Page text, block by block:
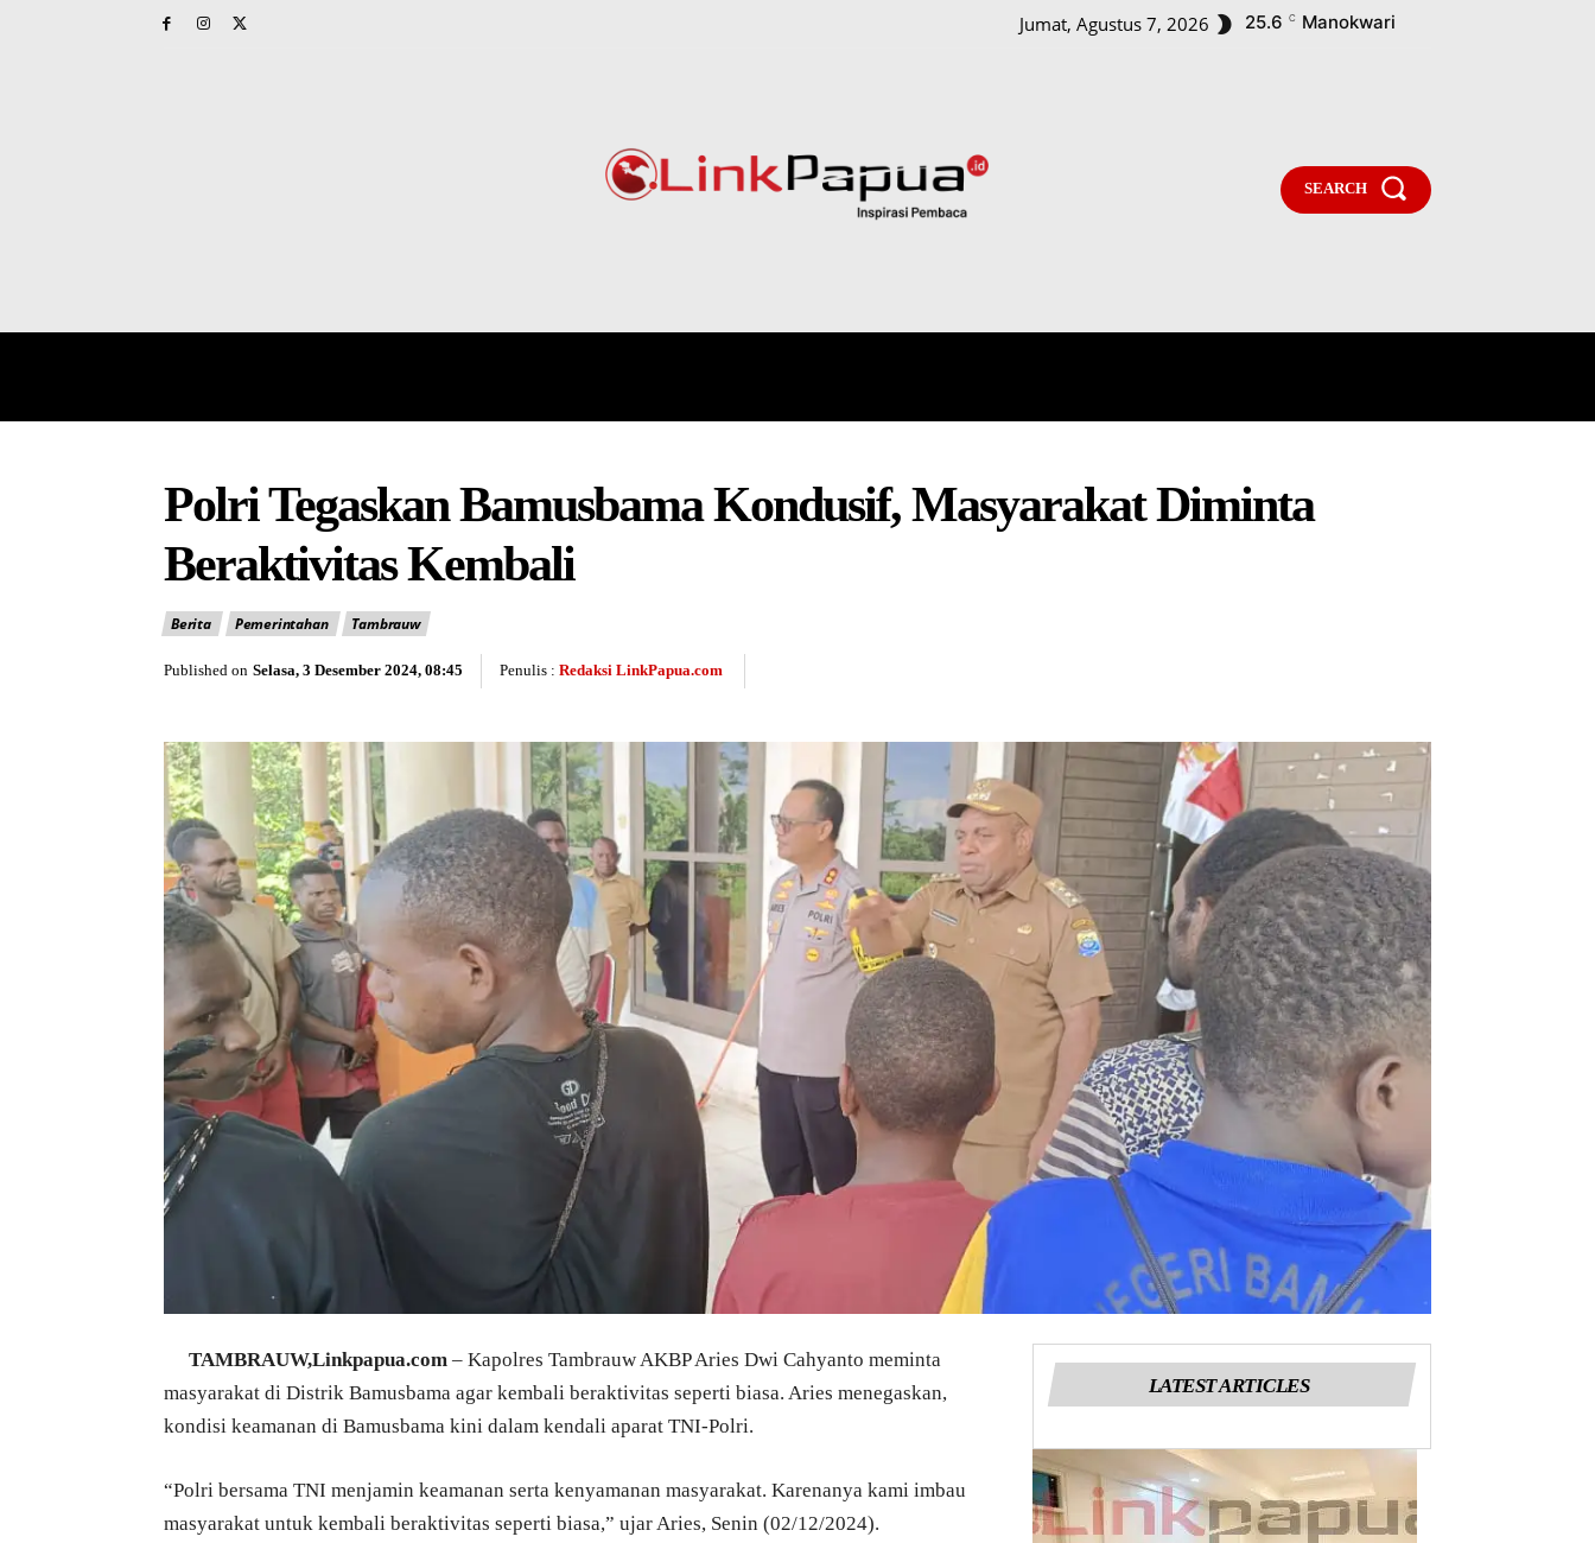
Jumat, Agustus 7, 2026 25.6 C Manokwari
SEARCH
Polri Tegaskan Bamusbama Kondusif, Masyarakat Diminta
Beraktivitas Kembali
Berita Pemerintahan Tambrauw
Published on Selasa, 3 Desember 2024, 08:45 Penulis : Redaksi LinkPapua.com
TAMBRAUW,Linkpapua.com – Kapolres Tambrauw AKBP Aries Dwi Cahyanto meminta
masyarakat di Distrik Bamusbama agar kembali beraktivitas seperti biasa. Aries menegaskan,
kondisi keamanan di Bamusbama kini dalam kendali aparat TNI-Polri.
“Polri bersama TNI menjamin keamanan serta kenyamanan masyarakat. Karenanya kami imbau
masyarakat untuk kembali beraktivitas seperti biasa,” ujar Aries, Senin (02/12/2024).
LATEST ARTICLES